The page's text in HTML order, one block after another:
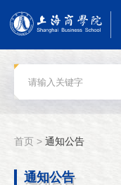
首页 > 通知公告
通知公告